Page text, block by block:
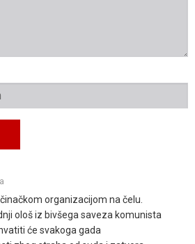
organizacijom na čelu.
ološ iz bivšega saveza komunista
će svakoga gada